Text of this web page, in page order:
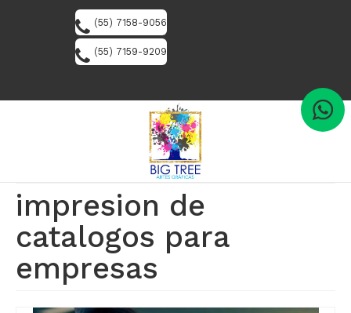
(55) 7158-9056
(55) 7159-9209
impresion de
catalogos para
empresas